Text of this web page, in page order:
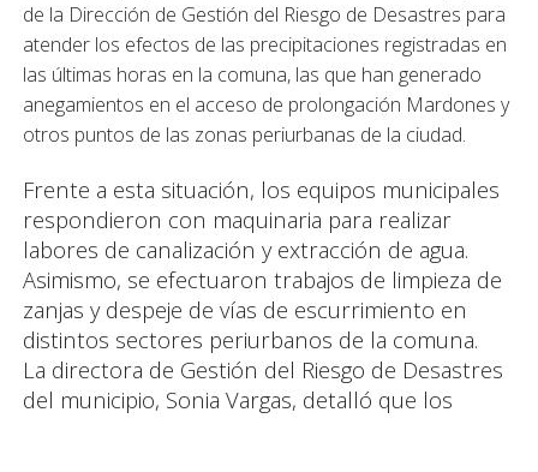
de la Dirección de Gestión del Riesgo de Desastres para
atender los efectos de las precipitaciones registradas en
las últimas horas en la comuna, las que han generado
anegamientos en el acceso de prolongación Mardones y
otros puntos de las zonas periurbanas de la ciudad.
Frente a esta situación, los equipos municipales
respondieron con maquinaria para realizar
labores de canalización y extracción de agua.
Asimismo, se efectuaron trabajos de limpieza de
zanjas y despeje de vías de escurrimiento en
distintos sectores periurbanos de la comuna.
La directora de Gestión del Riesgo de Desastres
del municipio, Sonia Vargas, detalló que los